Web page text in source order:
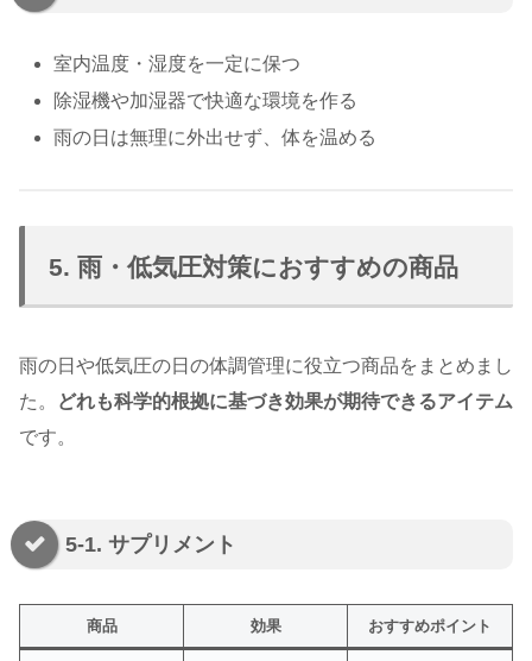
室内温度・湿度を一定に保つ
除湿機や加湿器で快適な環境を作る
雨の日は無理に外出せず、体を温める
5. 雨・低気圧対策におすすめの商品
雨の日や低気圧の日の体調管理に役立つ商品をまとめまし
た。
どれも科学的根拠に基づき効果が期待できるアイテム
です。
5-1. サプリメント
商品 効果 おすすめポイント